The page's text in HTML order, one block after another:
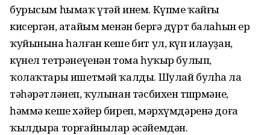
бурысым һымаҡ үтәй инем. Күпме ҡайғы
кисергән, атайым менән бергә дүрт балаһын ер
ҡуйынына һалған кеше бит ул, күп илауҙан,
күнел тетрәнеүенән тома һуҡыр булып,
ҡолаҡтары ишетмәй ҡалды. Шулай булһа ла
тәһәрәтләнеп, ҡулынан тәсбихен төшөрмәне,
һәммә кеше хәйер биреп, мәрхүмдәренә доға
ҡылдыра торғайнылар әсәйемдән.